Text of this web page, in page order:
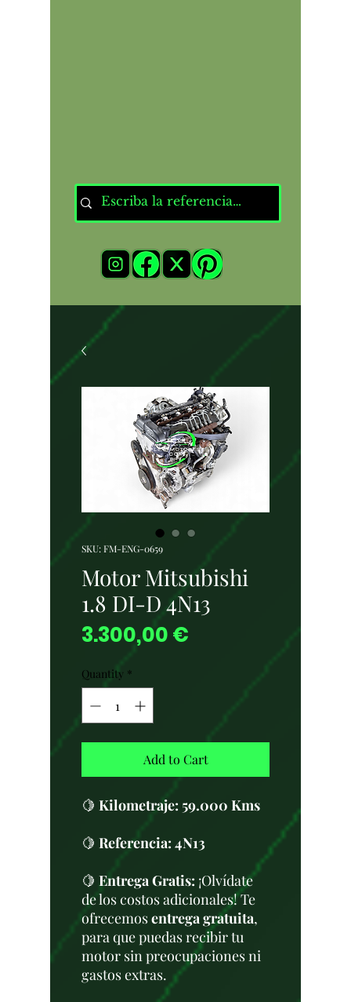
SKU: FM-ENG-0659
Motor Mitsubishi
1.8 DI-D 4N13
3.300,00 €
Quantity *
Add to Cart
🍋 Kilometraje: 59.000 Kms
🍋 Referencia: 4N13
🍋 Entrega Gratis: ¡Olvídate
de los costos adicionales! Te
ofrecemosentrega gratuita,
para que puedas recibir tu
motor sin preocupaciones ni
gastos extras.